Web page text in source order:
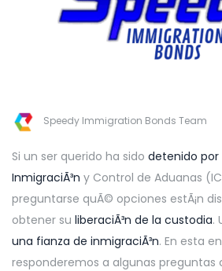
Speedy Immigration Bonds Team
Si un ser querido ha sido detenido por
InmigraciÃ³n y Control de Aduanas
preguntarse quÃ© opciones estÃ¡n
obtener su liberaciÃ³n de la custodia.
una fianza de inmigraciÃ³n. En esta
responderemos a algunas preguntas